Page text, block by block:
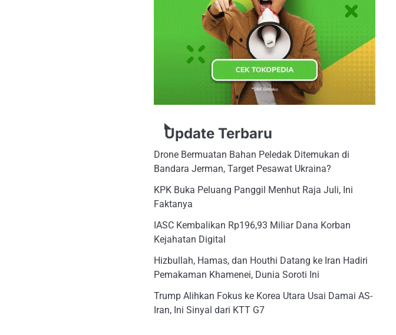
Update Terbaru
Drone Bermuatan Bahan Peledak Ditemukan di
Bandara Jerman, Target Pesawat Ukraina?
KPK Buka Peluang Panggil Menhut Raja Juli, Ini
Faktanya
IASC Kembalikan Rp196,93 Miliar Dana Korban
Kejahatan Digital
Hizbullah, Hamas, dan Houthi Datang ke Iran Hadiri
Pemakaman Khamenei, Dunia Soroti Ini
Trump Alihkan Fokus ke Korea Utara Usai Damai AS-
Iran, Ini Sinyal dari KTT G7